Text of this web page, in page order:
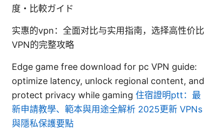
度・比較ガイド
实惠的vpn：全面对比与实用指南，选择高性价比
VPN的完整攻略
Edge game free download for pc VPN guide:
optimize latency, unlock regional content, and
protect privacy while gaming 住宿證明ptt：最
新申請教學、範本與用途全解析 2025更新 VPNs
與隱私保護要點